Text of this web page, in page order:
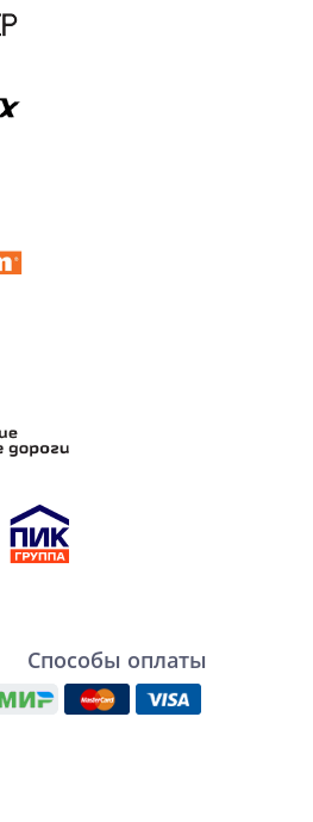
Способы оплаты